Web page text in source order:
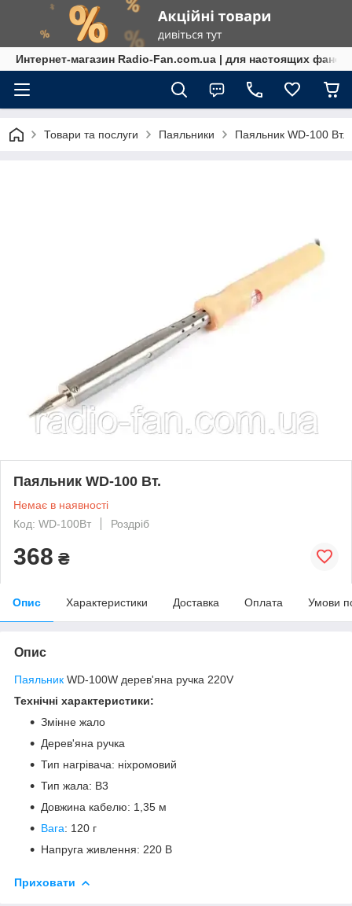
Интернет-магазин Radio-Fan.com.ua | для настоящих фанов!
Товари та послуги Паяльники Паяльник WD-100 Вт.
Паяльник WD-100 Вт.
Немає в наявності
Код: WD-100Вт
Роздріб
368 ₴
Опис Характеристики Доставка Оплата Умови
Опис
Паяльник WD-100W дерев'яна ручка 220V
Технічні характеристики:
Змінне жало
Дерев'яна ручка
Тип нагрівача: ніхромовий
Тип жала: B3
Довжина кабелю: 1,35 м
Вага: 120 г
Напруга живлення: 220 В
Приховати